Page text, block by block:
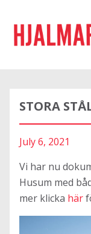
STORA
July 6, 2021
Vi har nu
Husum med
mer klicka här